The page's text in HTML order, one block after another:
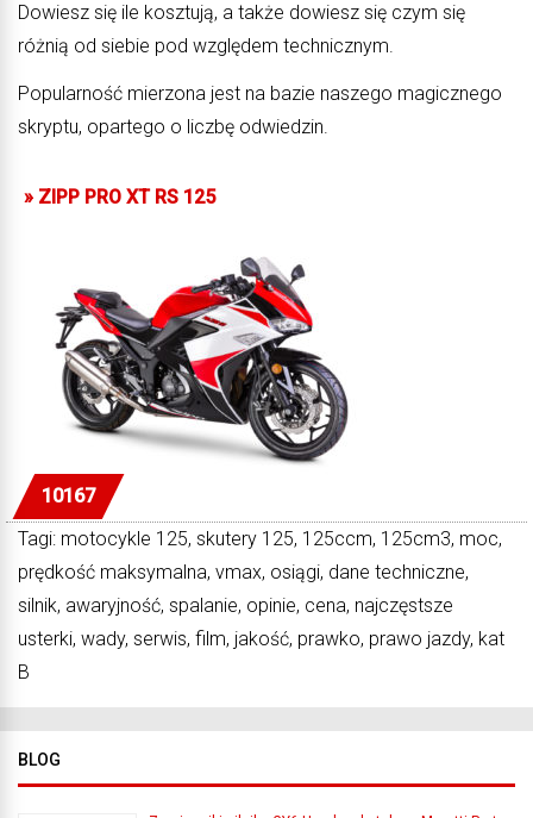
Dowiesz się ile kosztują, a także dowiesz się czym się
różnią od siebie pod względem technicznym.
Popularność mierzona jest na bazie naszego magicznego
skryptu, opartego o liczbę odwiedzin.
» ZIPP PRO XT RS 125
10167
Tagi: motocykle 125, skutery 125, 125ccm, 125cm3, moc,
prędkość maksymalna, vmax, osiągi, dane techniczne,
silnik, awaryjność, spalanie, opinie, cena, najczęstsze
usterki, wady, serwis, film, jakość, prawko, prawo jazdy, kat
B
BLOG